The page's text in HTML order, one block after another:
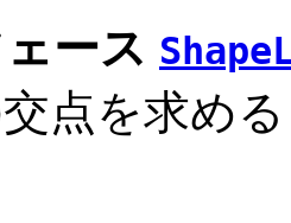
ース
点を求める